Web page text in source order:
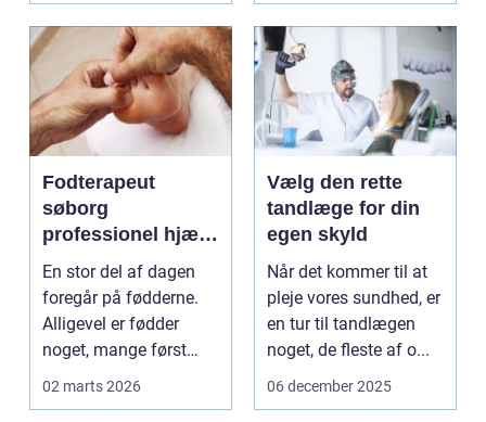
Fodterapeut
søborg
professionel hjælp
til sunde fødder i
hverdagen
En stor del af dagen
foregår på fødderne.
Alligevel er fødder
noget, mange først
tænker på, når smer...
02 marts 2026
Vælg den rette
tandlæge for din
egen skyld
Når det kommer til at
pleje vores sundhed, er
en tur til tandlægen
noget, de fleste af o...
06 december 2025